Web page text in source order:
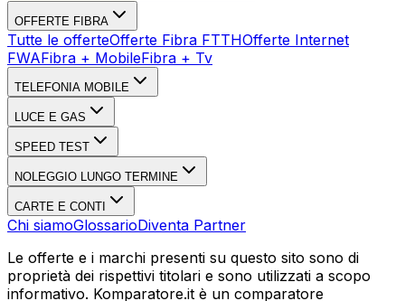
OFFERTE FIBRA
Tutte le offerteOfferte Fibra FTTHOfferte Internet
FWAFibra + MobileFibra + Tv
TELEFONIA MOBILE
LUCE E GAS
SPEED TEST
NOLEGGIO LUNGO TERMINE
CARTE E CONTI
Chi siamoGlossarioDiventa Partner
Le offerte e i marchi presenti su questo sito sono di
proprietà dei rispettivi titolari e sono utilizzati a scopo
informativo. Komparatore.it è un comparatore